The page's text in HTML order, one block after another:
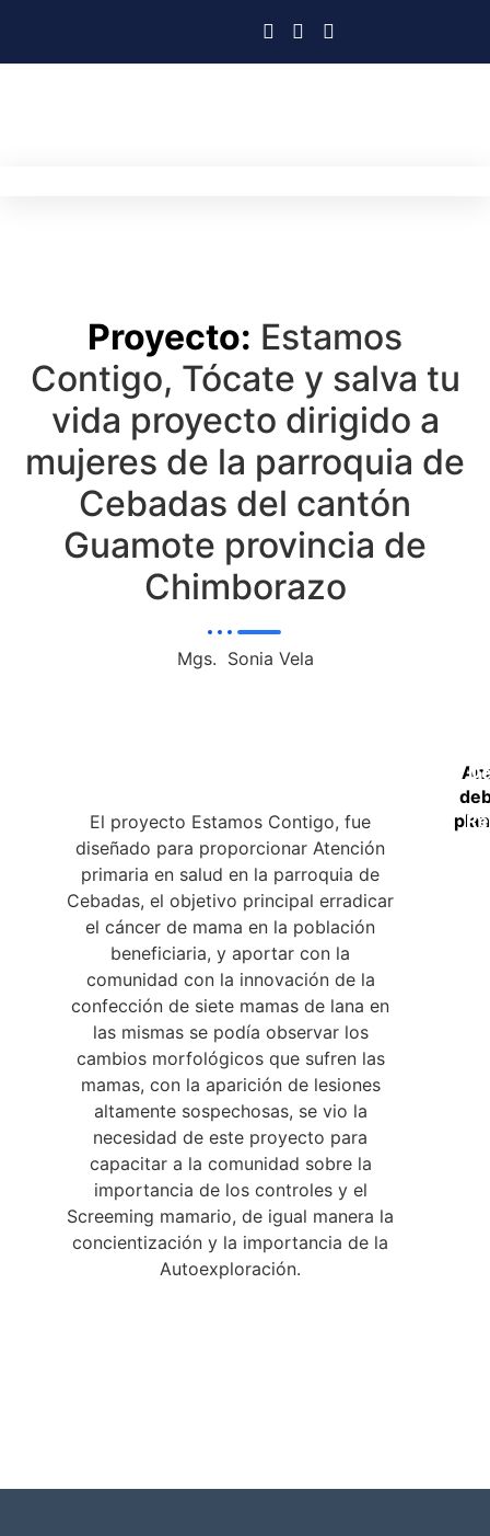
Proyecto: Estamos
Contigo, Tócate y salva tu
vida proyecto dirigido a
mujeres de la parroquia de
Cebadas del cantón
Guamote provincia de
Chimborazo
Mgs. Sonia Vela
El proyecto Estamos Contigo, fue
diseñado para proporcionar Atención
primaria en salud en la parroquia de
Cebadas, el objetivo principal erradicar
el cáncer de mama en la población
beneficiaria, y aportar con la
comunidad con la innovación de la
confección de siete mamas de lana en
las mismas se podía observar los
cambios morfológicos que sufren las
mamas, con la aparición de lesiones
altamente sospechosas, se vio la
necesidad de este proyecto para
capacitar a la comunidad sobre la
importancia de los controles y el
Screeming mamario, de igual manera la
concientización y la importancia de la
Autoexploración.